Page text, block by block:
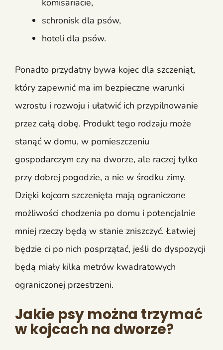
komisariacie,
schronisk dla psów,
hoteli dla psów.
Ponadto przydatny bywa kojec dla szczeniąt,
który zapewnić ma im bezpieczne warunki
wzrostu i rozwoju i ułatwić ich przypilnowanie
przez całą dobę. Produkt tego rodzaju może
stanąć w domu, w pomieszczeniu
gospodarczym czy na dworze, ale raczej tylko
przy dobrej pogodzie, a nie w środku zimy.
Dzięki kojcom szczenięta mają ograniczone
możliwości chodzenia po domu i potencjalnie
mniej rzeczy będą w stanie zniszczyć. Łatwiej
będzie ci po nich posprzątać, jeśli do dyspozycji
będą miały kilka metrów kwadratowych
ograniczonej przestrzeni.
Jakie psy można trzymać
w kojcach na dworze?